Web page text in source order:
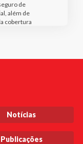
de
além de
cobertura
Notícias
Publicações